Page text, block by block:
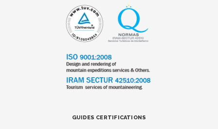
GUIDES CERTIFICATIONS